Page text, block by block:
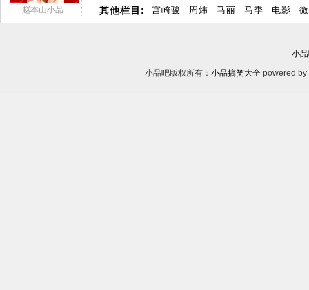
赵本山小品 其他栏目: 宫崎骏 周炜 马丽 马季 电影
小
小品吧版权所有： 小品搞笑大全 powered by